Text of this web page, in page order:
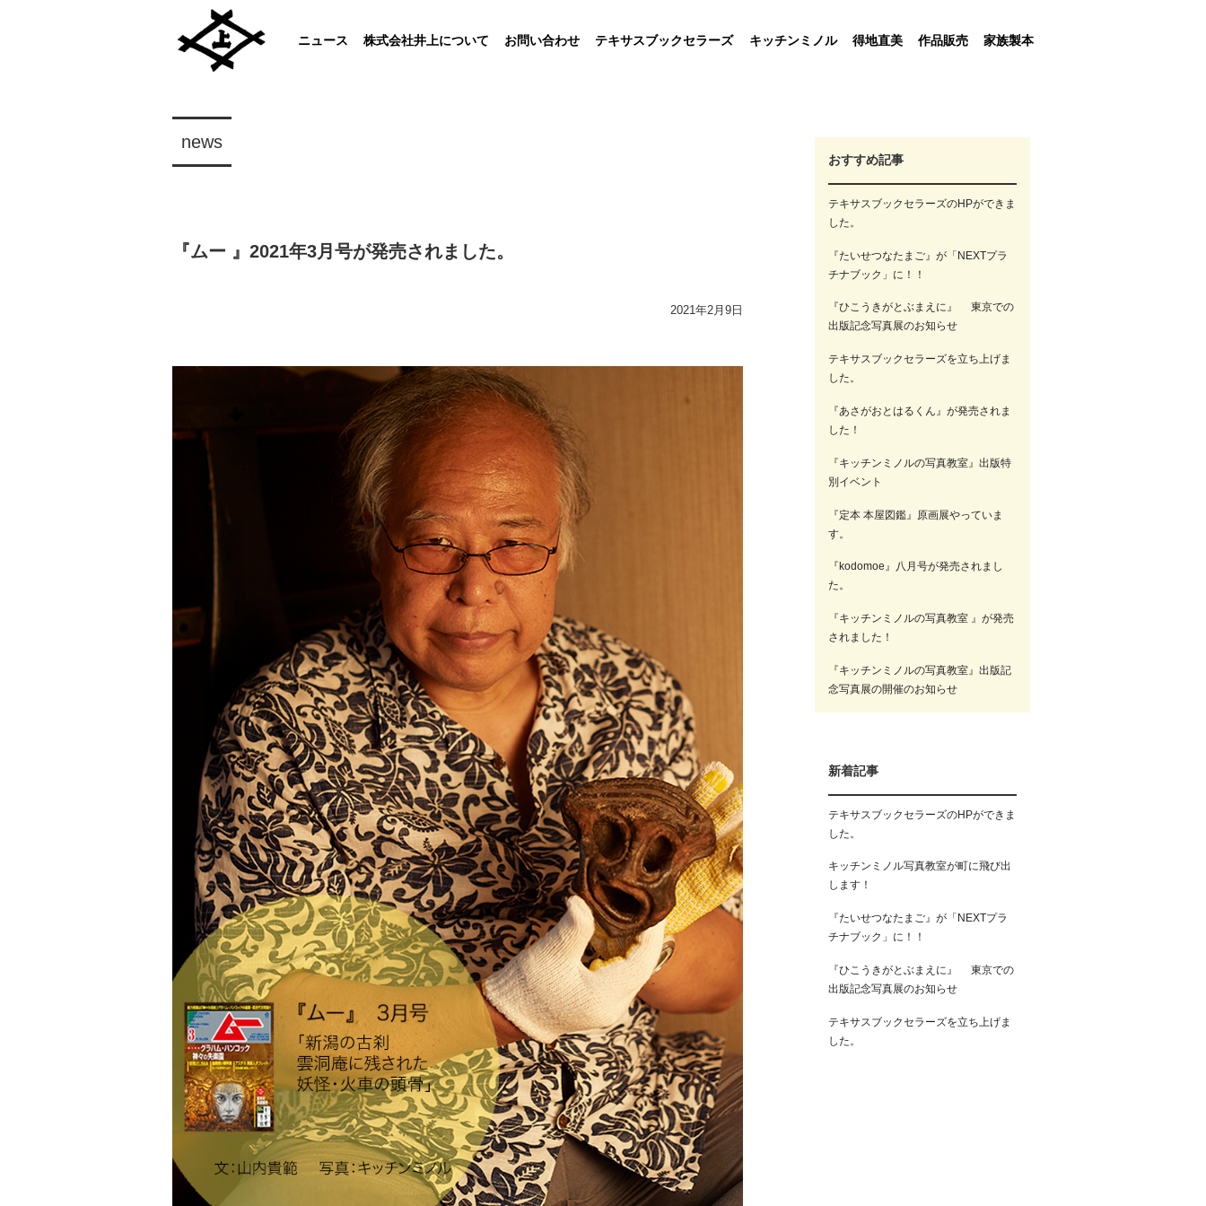
ニュース 株式会社井上について お問い合わせ テキサスブックセラーズ キッチンミノル 得地直美 作品販売 家族製本
news
『ムー 』2021年3月号が発売されました。
2021年2月9日
おすすめ記事
テキサスブックセラーズのHPができま
した。
『たいせつなたまご』が「NEXTプラ
チナブック」に！！
『ひこうきがとぶまえに』 東京での
出版記念写真展のお知らせ
テキサスブックセラーズを立ち上げま
した。
『あさがおとはるくん』が発売されま
した！
『キッチンミノルの写真教室』出版特
別イベント
『定本 本屋図鑑』原画展やっていま
す。
『kodomoe』八月号が発売されまし
た。
『キッチンミノルの写真教室 』が発売
されました！
『キッチンミノルの写真教室』出版記
念写真展の開催のお知らせ
新着記事
テキサスブックセラーズのHPができま
した。
キッチンミノル写真教室が町に飛び出
します！
『たいせつなたまご』が「NEXTプラ
チナブック」に！！
『ひこうきがとぶまえに』 東京での
出版記念写真展のお知らせ
テキサスブックセラーズを立ち上げま
した。